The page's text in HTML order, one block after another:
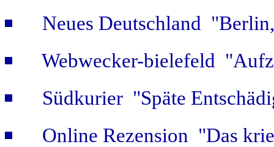
Neues Deutschland
Webwecker-bielefeld
Südkurier "Späte
Online Rezension "Das